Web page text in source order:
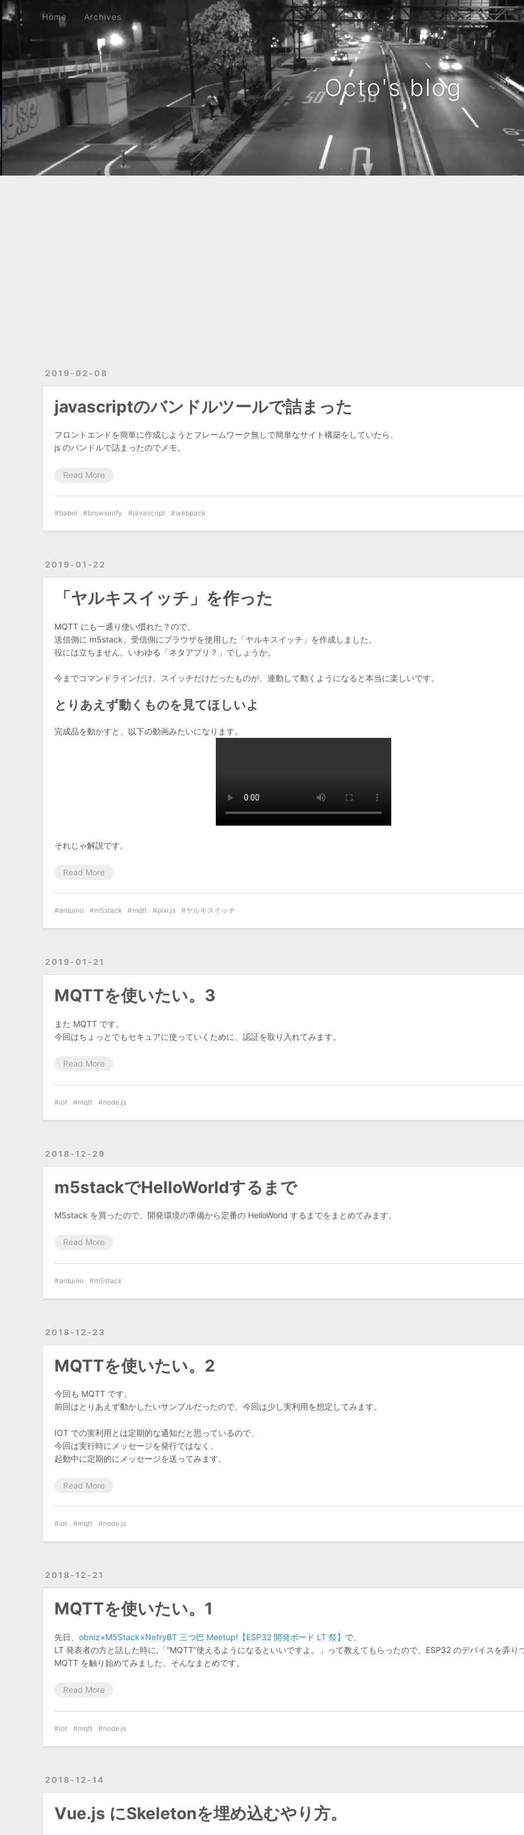
Octo's blog
Home Archives
2019-02-08
javascriptのバンドルツールで詰まった
フロントエンドを簡単に作成しようとフレームワーク無しで簡単なサイト構築をしていたら、
js のバンドルで詰まったのでメモ。
Read More
babel browserify javascript webpack
2019-01-22
「ヤルキスイッチ」を作った
MQTT にも一通り使い慣れた？ので、
送信側に m5stack、受信側にブラウザを使用した「ヤルキスイッチ」を作成しました。
役には立ちません。いわゆる「ネタアプリ？」でしょうか。
今までコマンドラインだけ、スイッチだけだったものが、連動して動くようになると本当に楽しいです。
とりあえず動くものを見てほしいよ
完成品を動かすと、以下の動画みたいになります。
それじゃ解説です。
Read More
arduino m5stack mqtt pixi.js ヤルキスイッチ
2019-01-21
MQTTを使いたい。3
また MQTT です。
今回はちょっとでもセキュアに使っていくために、認証を取り入れてみます。
Read More
iot mqtt node.js
2018-12-29
m5stackでHelloWorldするまで
M5stack を買ったので、開発環境の準備から定番の HelloWorld するまでをまとめてみます。
Read More
arduino m5stack
2018-12-23
MQTTを使いたい。2
今回も MQTT です。
前回はとりあえず動かしたいサンプルだったので、今回は少し実利用を想定してみます。
IOT での実利用とは定期的な通知だと思っているので、
今回は実行時にメッセージを発行ではなく、
起動中に定期的にメッセージを送ってみます。
Read More
iot mqtt node.js
2018-12-21
MQTTを使いたい。1
先日、obniz×M5Stack×NefryBT 三つ巴 Meetup!【ESP32 開発ボード LT 祭】 で、
LT 発表者の方と話した時に,「”MQTT”使えるようになるといいですよ。」って教えてもらったので、ESP32 のデバイスを弄り
MQTT を触り始めてみました。そんなまとめです。
Read More
iot mqtt node.js
2018-12-14
Vue.js にSkeletonを埋め込むやり方。
Home